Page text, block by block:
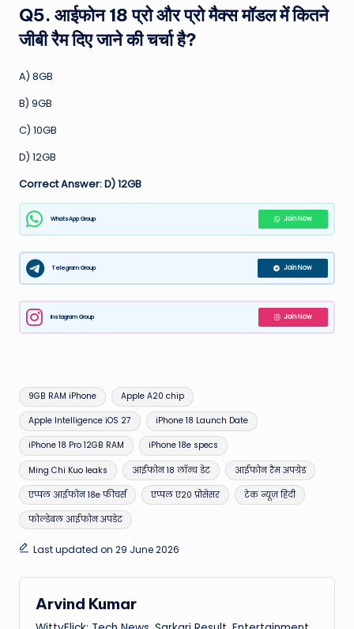
Q5. आईफोन 18 प्रो और प्रो मैक्स मॉडल में कितने
जीबी रैम दिए जाने की चर्चा है?
A) 8GB
B) 9GB
C) 10GB
D) 12GB
Correct Answer: D) 12GB
WhatsApp Group Join Now
Telegram Group Join Now
Instagram Group Join Now
Tags:
9GB RAM iPhone Apple A20 chip
Apple Intelligence iOS 27 iPhone 18 Launch Date
iPhone 18 Pro 12GB RAM iPhone 18e specs
Ming Chi Kuo leaks आईफोन 18 लॉन्च डेट आईफोन रैम अपग्रेड
एप्पल आईफोन 18e फीचर्स एप्पल ए20 प्रोसेसर टेक न्यूज़ हिंदी
फोल्डेबल आईफोन अपडेट
Last updated on 29 June 2026
Arvind Kumar